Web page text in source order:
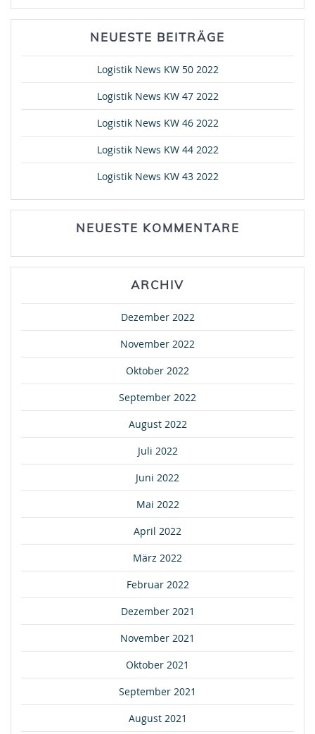
NEUESTE BEITRÄGE
Logistik News KW 50 2022
Logistik News KW 47 2022
Logistik News KW 46 2022
Logistik News KW 44 2022
Logistik News KW 43 2022
NEUESTE KOMMENTARE
ARCHIV
Dezember 2022
November 2022
Oktober 2022
September 2022
August 2022
Juli 2022
Juni 2022
Mai 2022
April 2022
März 2022
Februar 2022
Dezember 2021
November 2021
Oktober 2021
September 2021
August 2021